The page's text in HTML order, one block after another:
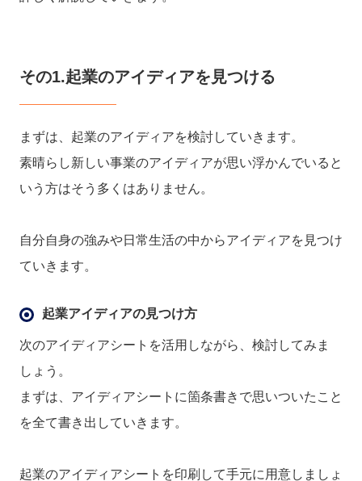
その1.起業のアイディアを見つける
まずは、起業のアイディアを検討していきます。
素晴らし新しい事業のアイディアが思い浮かんでいると
いう方はそう多くはありません。
自分自身の強みや日常生活の中からアイディアを見つけ
ていきます。
起業アイディアの見つけ方
次のアイディアシートを活用しながら、検討してみま
しょう。
まずは、アイディアシートに箇条書きで思いついたこと
を全て書き出していきます。
起業のアイディアシートを印刷して手元に用意しましょ